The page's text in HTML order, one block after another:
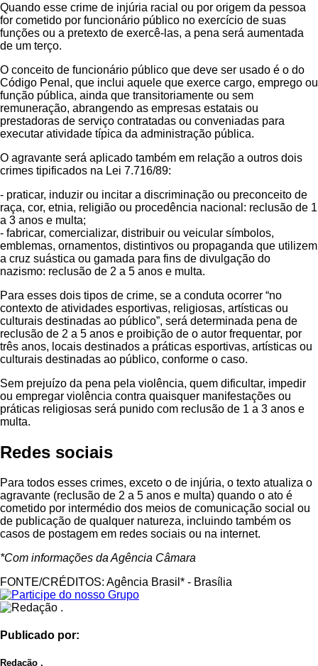
Quando esse crime de injúria racial ou por origem da pessoa
for cometido por funcionário público no exercício de suas
funções ou a pretexto de exercê-las, a pena será aumentada
de um terço.
O conceito de funcionário público que deve ser usado é o do
Código Penal, que inclui aquele que exerce cargo, emprego ou
função pública, ainda que transitoriamente ou sem
remuneração, abrangendo as empresas estatais ou
prestadoras de serviço contratadas ou conveniadas para
executar atividade típica da administração pública.
O agravante será aplicado também em relação a outros dois
crimes tipificados na Lei 7.716/89:
- praticar, induzir ou incitar a discriminação ou preconceito de
raça, cor, etnia, religião ou procedência nacional: reclusão de 1
a 3 anos e multa;
- fabricar, comercializar, distribuir ou veicular símbolos,
emblemas, ornamentos, distintivos ou propaganda que utilizem
a cruz suástica ou gamada para fins de divulgação do
nazismo: reclusão de 2 a 5 anos e multa.
Para esses dois tipos de crime, se a conduta ocorrer “no
contexto de atividades esportivas, religiosas, artísticas ou
culturais destinadas ao público”, será determinada pena de
reclusão de 2 a 5 anos e proibição de o autor frequentar, por
três anos, locais destinados a práticas esportivas, artísticas ou
culturais destinadas ao público, conforme o caso.
Sem prejuízo da pena pela violência, quem dificultar, impedir
ou empregar violência contra quaisquer manifestações ou
práticas religiosas será punido com reclusão de 1 a 3 anos e
multa.
Redes sociais
Para todos esses crimes, exceto o de injúria, o texto atualiza o
agravante (reclusão de 2 a 5 anos e multa) quando o ato é
cometido por intermédio dos meios de comunicação social ou
de publicação de qualquer natureza, incluindo também os
casos de postagem em redes sociais ou na internet.
*Com informações da Agência Câmara
FONTE/CRÉDITOS: Agência Brasil* - Brasília
Publicado por:
Redação .